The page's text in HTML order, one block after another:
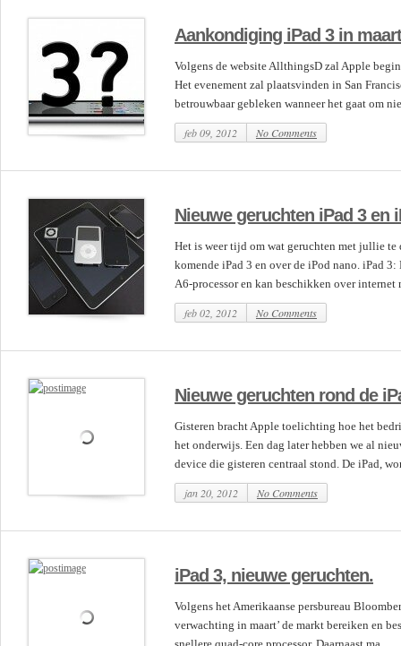
Aankondiging iPad 3 in
Volgens de website AllthingsD zal Apple
Het evenement zal plaatsvinden in San
betrouwbaar gebleken wanneer het gaat om
feb 09, 2012 No Comments
Nieuwe geruchten iPad 3 en
Het is weer tijd om wat geruchten met jullie te
komende iPad 3 en over de iPod nano. iPad
A6-processor en kan beschikken over internet
feb 02, 2012 No Comments
Nieuwe geruchten rond de
Gisteren bracht Apple toelichting hoe het
het onderwijs. Een dag later hebben we al
device die gisteren centraal stond. De iPad,
jan 20, 2012 No Comments
iPad 3, nieuwe geruchten.
Volgens het Amerikaanse persbureau
verwachting in maart’ de markt bereiken en